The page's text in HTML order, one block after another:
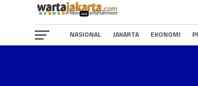
NASIONAL JAKARTA EKONOMI